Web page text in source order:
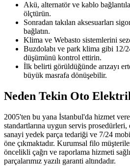
Akü, alternatör ve kablo
ölçtürün.
Sonradan takılan aksesuarları
bağlatın.
Klima ve Webasto sistemlerini
Buzdolabı ve park klima gibi 12/
düşümünü kontrol ettirin.
İlk belirti görüldüğünde arızayı
büyük masrafa dönüşebilir.
Neden Tekin Oto
2005'ten bu yana İstanbul'da hizmet
standartlarına uygun servis
sanayi yedek parça tedariği ve 7/24
öne çıkmaktadır. Kurumsal filo
öncelikli çağrı ve raporlama hizmeti
parçalarımız yazılı garanti altındadır.